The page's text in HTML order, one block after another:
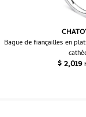
Bague de fiançailles en
$2,019